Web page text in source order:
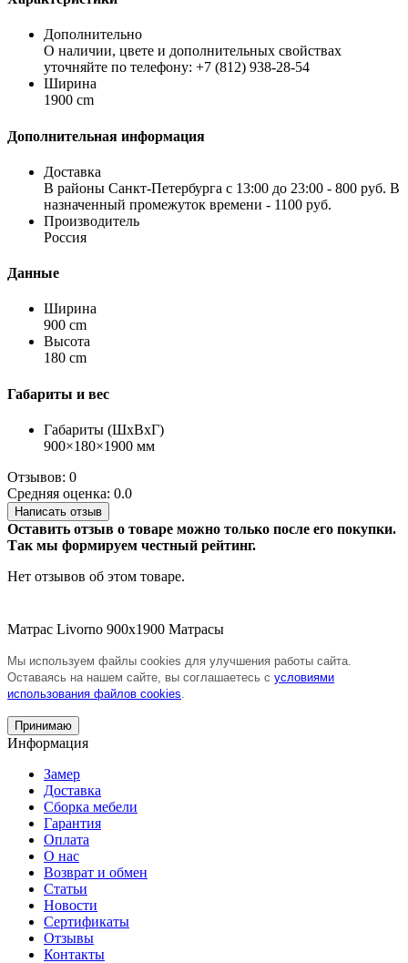
Дополнительно
О наличии, цвете и дополнительных свойствах
уточняйте по телефону: +7 (812) 938-28-54
Ширина
1900 cm
Дополнительная информация
Доставка
В районы Санкт-Петербурга с 13:00 до 23:00 - 800 руб. В
назначенный промежуток времени - 1100 руб.
Производитель
Россия
Данные
Ширина
900 cm
Высота
180 cm
Габариты и вес
Габариты (ШхВхГ)
900×180×1900 мм
Отзывов: 0
Средняя оценка: 0.0
Написать отзыв
Оставить отзыв о товаре можно только после его покупки.
Так мы формируем честный рейтинг.
Нет отзывов об этом товаре.
Матрас Livorno 900х1900 Матрасы
Мы используем файлы cookies для улучшения работы сайта.
Оставаясь на нашем сайте, вы соглашаетесь с условиями
использования файлов cookies.
Принимаю
Информация
Замер
Доставка
Сборка мебели
Гарантия
Оплата
О нас
Возврат и обмен
Статьи
Новости
Сертификаты
Отзывы
Контакты